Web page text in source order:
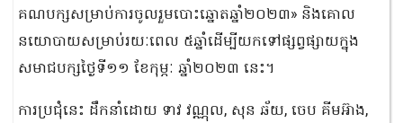
គណបក្សសម្រាប់ការចូលរួមបោះឆ្នោតឆ្នាំ២០២៣» និងគោល
នយោបាយសម្រាប់រយៈពេល ៥ឆ្នាំដើម្បីយកទៅផ្សព្វផ្សាយក្នុង
សមាជបក្សថ្ងៃទី១១ ខែកុម្ភៈ ឆ្នាំ២០២៣ នេះ។
ការប្រជុំនេះ ដឹកនាំដោយ ទាវ វណ្ណុល, សុន ឆ័យ, ចេប គីមអ៊ាង,